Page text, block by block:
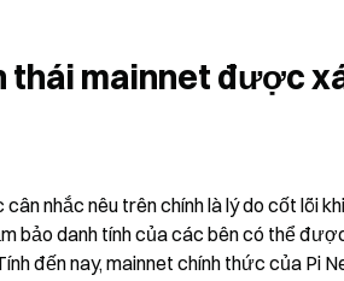
thái mainnet được
nhắc nêu trên chính là lý do cốt lõi
bảo danh tính của các bên có thể
đến nay, mainnet chính thức của Pi